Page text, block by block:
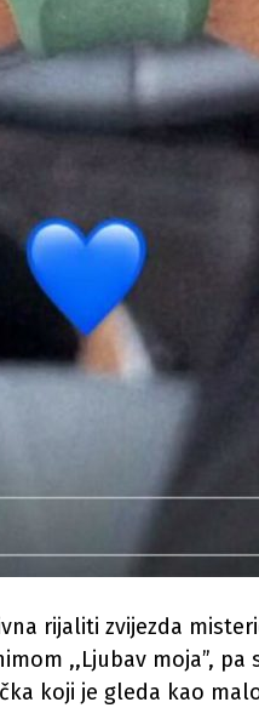
rijaliti zvijezda
,,Ljubav moja”, pa
koji je gleda kao